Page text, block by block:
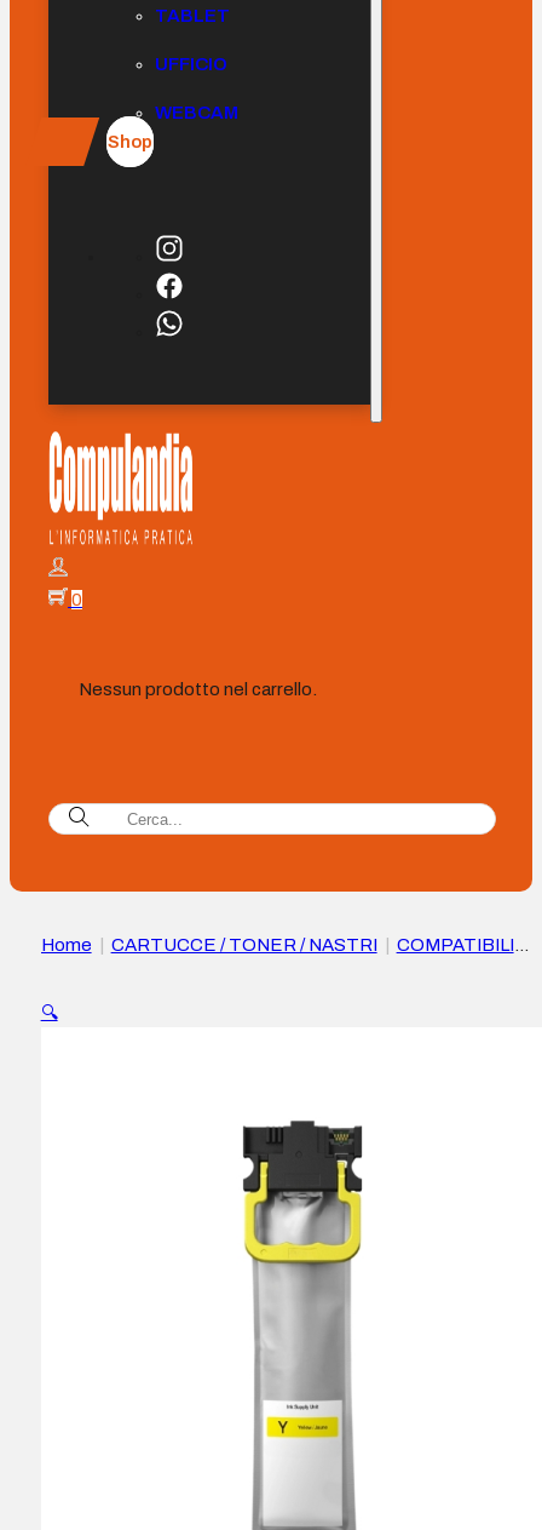
TABLET
UFFICIO
WEBCAM
Shop
0
Nessun prodotto nel carrello.
Home CARTUCCE / TONER / NASTRI
COMPATIBILI
Compatibile – Sostituisce C13T11D440/C13T11C440
🔍